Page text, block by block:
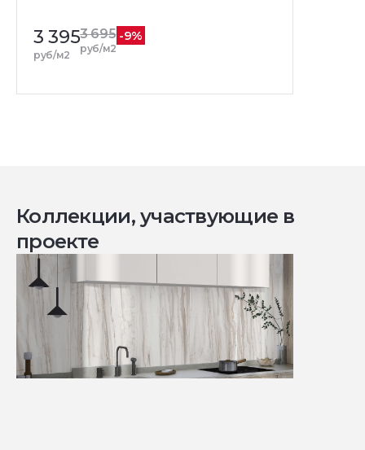
3 395
руб/м2
3 695
руб/м2
-9%
Коллекции, участвующие в
проекте